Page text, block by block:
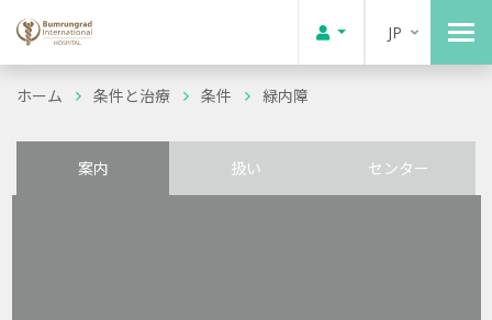
JP
ホーム 条件と治療 条件 緑内障
案内 扱い センター